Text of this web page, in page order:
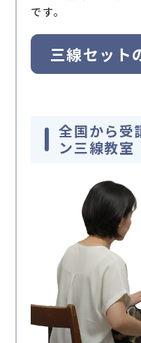
です。
三線セット
全国から受
ン三線教室